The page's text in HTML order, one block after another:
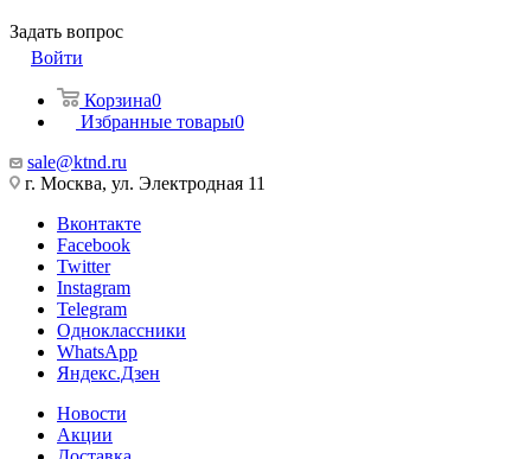
Задать вопрос
Войти
Корзина0
Избранные товары0
sale@ktnd.ru
г. Москва, ул. Электродная 11
Вконтакте
Facebook
Twitter
Instagram
Telegram
Одноклассники
WhatsApp
Яндекс.Дзен
Новости
Акции